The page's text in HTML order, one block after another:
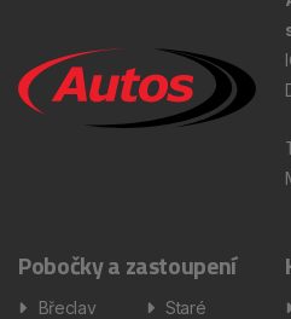
Pobočky a zastoupení
Břeclav
Staré